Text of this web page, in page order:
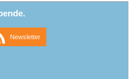
Newsletter